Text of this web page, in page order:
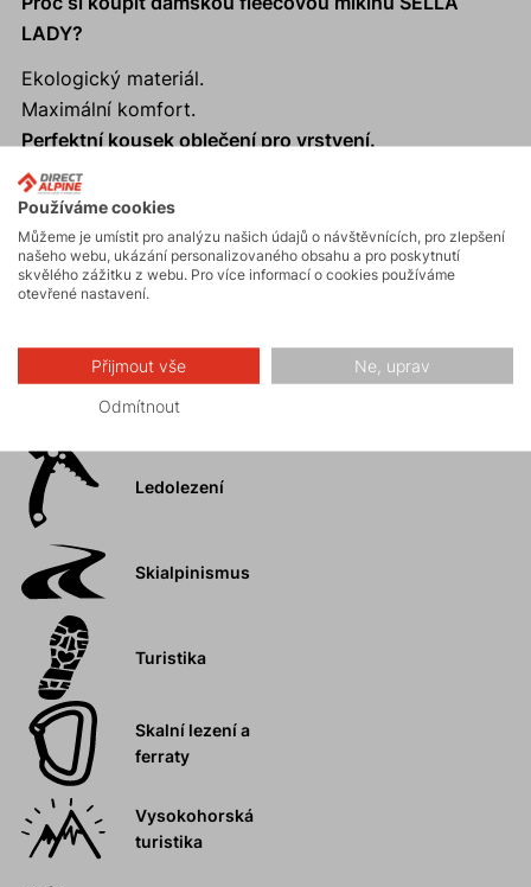
LADY?
Ekologický materiál.
Maximální komfort.
Perfektní kousek oblečení pro vrstvení.
Výborný odvod vlhkosti.
Anatomický límec s měkkým zakončením.
Horské expedice
Ledolezení
Skialpinismus
Turistika
Skalní lezení a
ferraty
Vysokohorská
turistika
Používáme cookies
Můžeme je umístit pro analýzu našich údajů o návštěvnících, pro zlepšení
našeho webu, ukázání personalizovaného obsahu a pro poskytnutí
skvělého zážitku z webu. Pro více informací o cookies používáme
otevřené nastavení.
Přijmout vše Ne, uprav
Odmítnout